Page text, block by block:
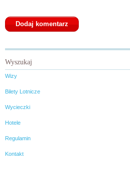
Wyszukaj
Wizy
Bilety Lotnicze
Wycieczki
Hotele
Regulamin
Kontakt